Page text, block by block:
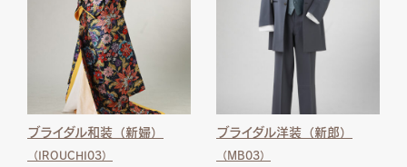
ブライダル和装（新婦）
（IROUCHI03）
ブライダル洋装（新郎）
（MB03）